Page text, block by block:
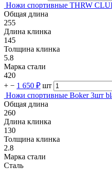
Ножи спортивные THRW
Общая длина
255
Длина клинка
145
Толщина клинка
5.8
Марка стали
420
+ − 1 650 ₽ шт
Ножи спортивные Boker 3шт
Общая длина
260
Длина клинка
130
Толщина клинка
2.8
Марка стали
Сталь